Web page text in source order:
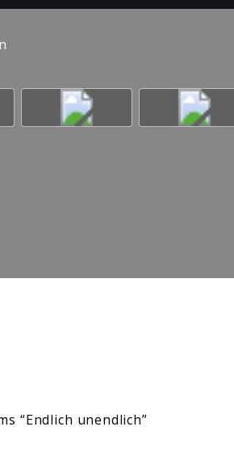
“Endlich unendlich”